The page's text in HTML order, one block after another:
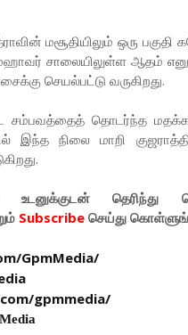
மசூதியிலும் ஒரு
சாலையிலுள்ள ஆதம்
செயல்பட்டு வருகிறது.
சம்பவத்தைத் தொடர்ந்த
இந்த நிலை மாறி
உடனுக்குடன்
Subscribe செய்து
GpmMedia/
gpmmedia/